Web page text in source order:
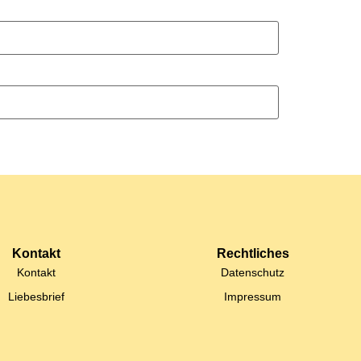
Kontakt
Kontakt
Liebesbrief
Rechtliches
Datenschutz
Impressum